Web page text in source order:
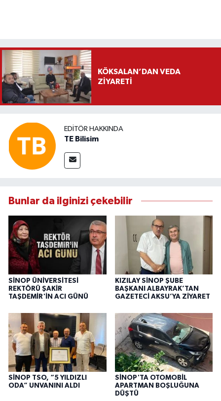
KÖKSALAN’DAN VEDA
ZİYARETİ
EDITÖR HAKKINDA
TE Bilisim
Bunlar da ilginizi çekebilir
SİNOP ÜNİVERSİTESİ
REKTÖRÜ ŞAKİR
TAŞDEMİR'İN ACI GÜNÜ
KIZILAY SİNOP ŞUBE
BAŞKANI ALBAYRAK’TAN
GAZETECİ AKSU’YA ZİYARET
SİNOP TSO, “5 YILDIZLI
ODA” UNVANINI ALDI
SİNOP'TA OTOMOBİL
APARTMAN BOŞLUĞUNA
DÜŞTÜ